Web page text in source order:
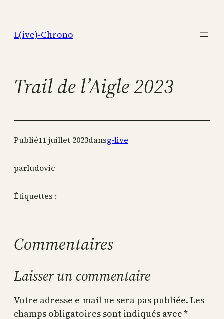
contenu
L(ive)-Chrono
Trail de l’Aigle 2023
Publié11 juillet 2023dansg-live
parludovic
Étiquettes :
Commentaires
Laisser un commentaire
Votre adresse e-mail ne sera pas publiée. Les
champs obligatoires sont indiqués avec*